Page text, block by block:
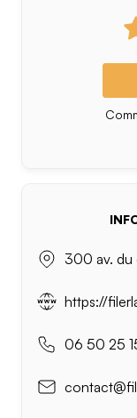
300 av. du
https://
06 50 25